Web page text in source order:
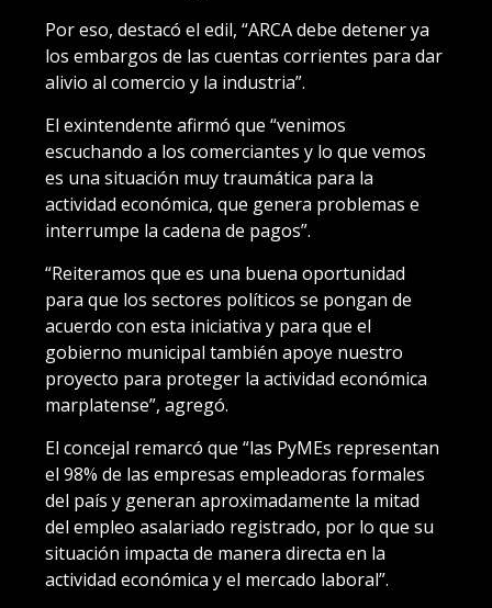
Por eso, destacó el edil, “ARCA debe detener ya
los embargos de las cuentas corrientes para dar
alivio al comercio y la industria”.
El exintendente afirmó que “venimos
escuchando a los comerciantes y lo que vemos
es una situación muy traumática para la
actividad económica, que genera problemas e
interrumpe la cadena de pagos”.
“Reiteramos que es una buena oportunidad
para que los sectores políticos se pongan de
acuerdo con esta iniciativa y para que el
gobierno municipal también apoye nuestro
proyecto para proteger la actividad económica
marplatense”, agregó.
El concejal remarcó que “las PyMEs representan
el 98% de las empresas empleadoras formales
del país y generan aproximadamente la mitad
del empleo asalariado registrado, por lo que su
situación impacta de manera directa en la
actividad económica y el mercado laboral”.